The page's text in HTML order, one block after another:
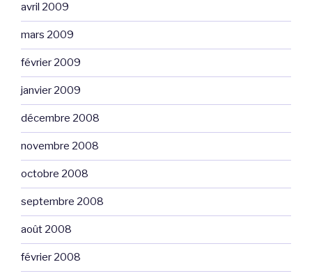
avril 2009
mars 2009
février 2009
janvier 2009
décembre 2008
novembre 2008
octobre 2008
septembre 2008
août 2008
février 2008